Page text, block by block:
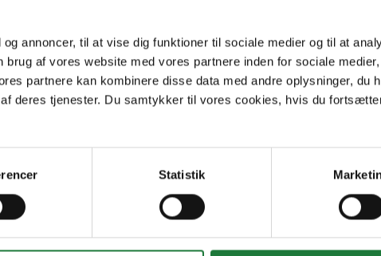
annoncer, til at vise dig funktioner til sociale medier og til at
af vores website med vores partnere inden for sociale medier,
partnere kan kombinere disse data med andre oplysninger, du
deres tjenester. Du samtykker til vores cookies, hvis du
Statistik
May 2024 April 2024
1 7